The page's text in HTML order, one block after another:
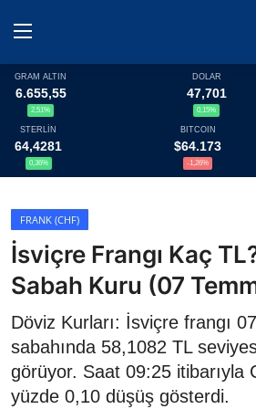
Haberler
Döviz
Altın Fiyatları
Döviz Kurları
Fonlar
Kripto Paralar
Çeviriciler
GRAM ALTIN
6.655,55
2,51%
DOLAR
47,701
0,15%
STERLİN
64,4281
0,36%
BITCOIN
$64.173
-1,26%
FRANK (CHF)
İsviçre Frangı Kaç
Sabah Kuru (07
Döviz Kurları: İsviçre frangı
sabahında 58,1082 TL
görüyor. Saat 09:25 itibarıyla
yüzde 0,10 düşüş gösterdi.